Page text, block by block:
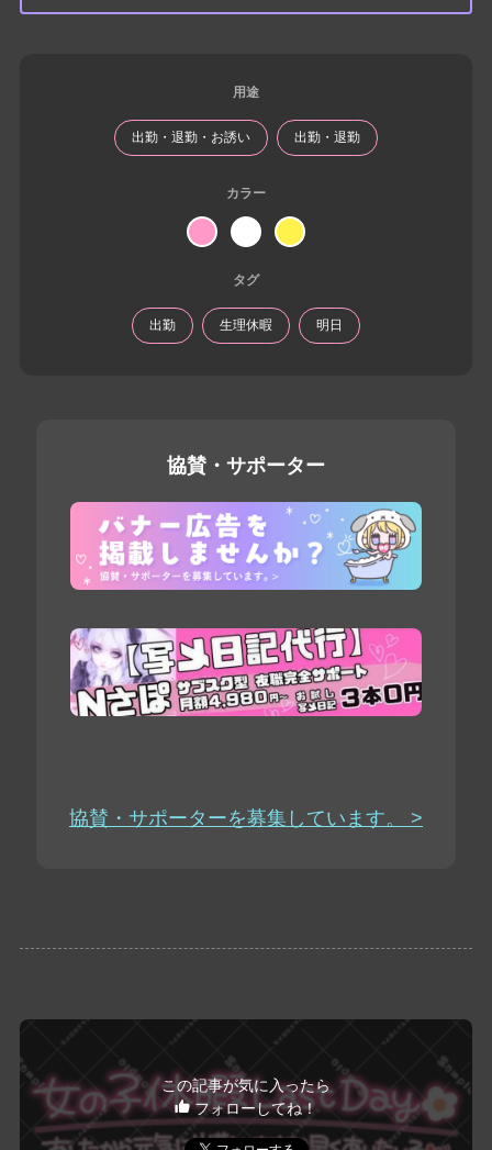
用途
出勤・退勤・お誘い 出勤・退勤
カラー
タグ
出勤 生理休暇 明日
協賛・サポーター
協賛・サポーターを募集しています。 >
この記事が気に入ったら
フォローしてね！